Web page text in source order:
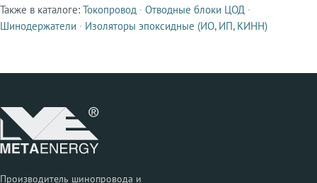
Смежные продукты
Также в каталоге: Токопровод · Отводные блоки ЦОД ·
Шинодержатели · Изоляторы эпоксидные (ИО, ИП, КИНН)
Производитель шинопровода и